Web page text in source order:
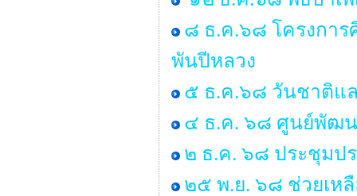
๘ ธ.ค.๖๘ โครงการ
พันปีหลวง
๕ ธ.ค.๖๘ วันชาติแ
๔ ธ.ค. ๖๘ ศูนย์พัฒน
๒ ธ.ค. ๖๘ ประชุมป
๒๕ พ.ย. ๖๘ ช่วยเห